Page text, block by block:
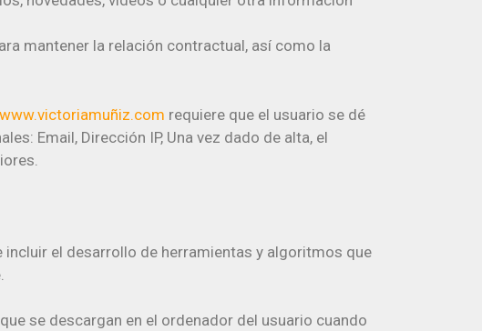
mantener la relación contractual, así como la
www.victoriamuñiz.com requiere que el usuario se dé
Email, Dirección IP, Una vez dado de alta, el
el desarrollo de herramientas y algoritmos que
se descargan en el ordenador del usuario cuando